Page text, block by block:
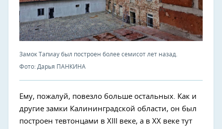
Замок Тапиау был построен более семисот лет назад.
Фото: Дарья ПАНКИНА
Ему, пожалуй, повезло больше остальных. Как и
другие замки Калининградской области, он был
построен тевтонцами в XIII веке, а в ХХ веке тут